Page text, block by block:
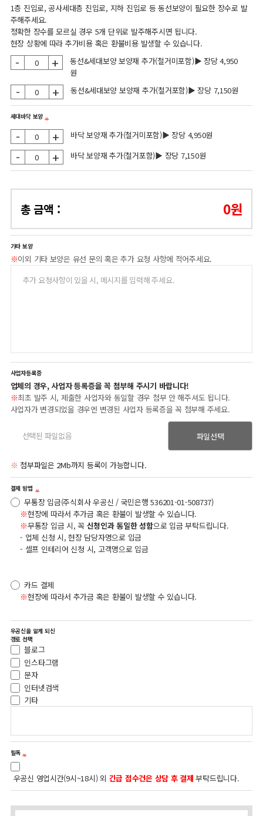
1층 진입로, 공사세대층 진입로, 지하 진입로 등 동선보양이 필요한 장수로 발
주해주세요.
정확한 장수를 모르실 경우 5개 단위로 발주해주시면 됩니다.
현장 상황에 따라 추가비용 혹은 환불비용 발생할 수 있습니다.
- +
동선&세대보양 보양재 추가(철거미포함)▶ 장당 4,950
원
- + 동선&세대보양 보양재 추가(철거포함)▶ 장당 7,150원
세대바닥 보양
- + 바닥 보양재 추가(철거미포함)▶ 장당 4,950원
- + 바닥 보양재 추가(철거포함)▶ 장당 7,150원
총 금액 : 0원
기타 보양
※이외 기타 보양은 유선 문의 혹은 추가 요청 사항에 적어주세요.
사업자등록증
업체의 경우, 사업자 등록증을 꼭 첨부해 주시기 바랍니다!
※최초 발주 시, 제출한 사업자와 동일할 경우 첨부 안 해주셔도 됩니다.
사업자가 변경되었을 경우엔 변경된 사업자 등록증을 꼭 첨부해 주세요.
파일선택
※ 첨부파일은 2Mb까지 등록이 가능합니다.
결제 방법
무통장 입금(주식회사 우공신 / 국민은행 536201-01-508737)
※현장에 따라서 추가금 혹은 환불이 발생할 수 있습니다.
※무통장 입금 시, 꼭 신청인과 동일한 성함으로 입금 부탁드립니다.
- 업체 신청 시, 현장 담당자명으로 입금
- 셀프 인테리어 신청 시, 고객명으로 입금
카드 결제
※현장에 따라서 추가금 혹은 환불이 발생할 수 있습니다.
우공신을 알게 되신
경로 선택
블로그
인스타그램
문자
인터넷검색
기타
필독
우공신 영업시간(9시~18시) 외 긴급 접수건은 상담 후 결제 부탁드립니다.